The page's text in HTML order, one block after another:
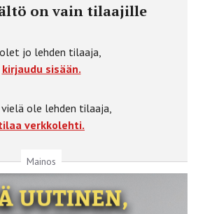
on vain tilaajille
jo lehden tilaaja,
kirjaudu sisään.
ole lehden tilaaja,
verkkolehti.
Mainos